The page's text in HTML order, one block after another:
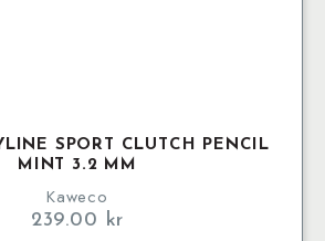
SPORT CLUTCH PENCIL
MINT 3.2 MM
Kaweco
239.00 kr